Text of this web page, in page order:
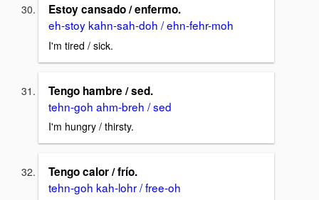
Estoy cansado / enfermo.
eh-stoy kahn-sah-doh / ehn-fehr-moh
I'm tired / sick.
Tengo hambre / sed.
tehn-goh ahm-breh / sed
I'm hungry / thirsty.
Tengo calor / frío.
tehn-goh kah-lohr / free-oh